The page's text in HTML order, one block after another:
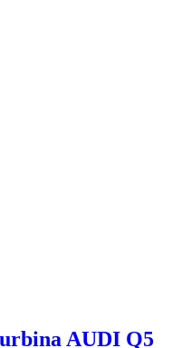
AUDI Q5